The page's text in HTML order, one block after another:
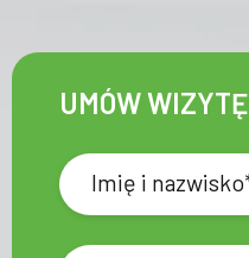
UMÓW WIZYTĘ